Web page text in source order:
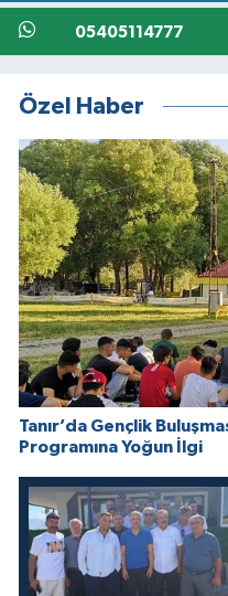
05405114777
Özel Haber
Tanır’da Gençlik
Programına Yoğun İlgi